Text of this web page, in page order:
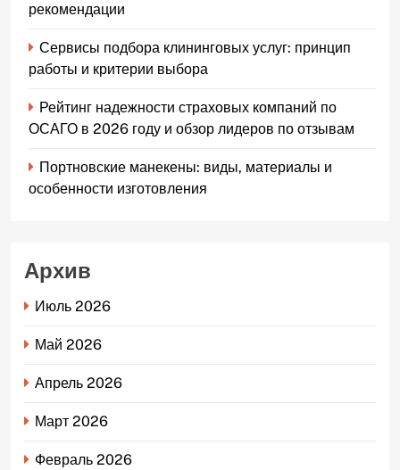
рекомендации
Сервисы подбора клининговых услуг: принцип
работы и критерии выбора
Рейтинг надежности страховых компаний по
ОСАГО в 2026 году и обзор лидеров по отзывам
Портновские манекены: виды, материалы и
особенности изготовления
Архив
Июль 2026
Май 2026
Апрель 2026
Март 2026
Февраль 2026